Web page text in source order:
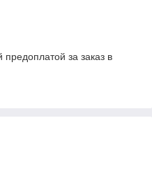
за заказ в